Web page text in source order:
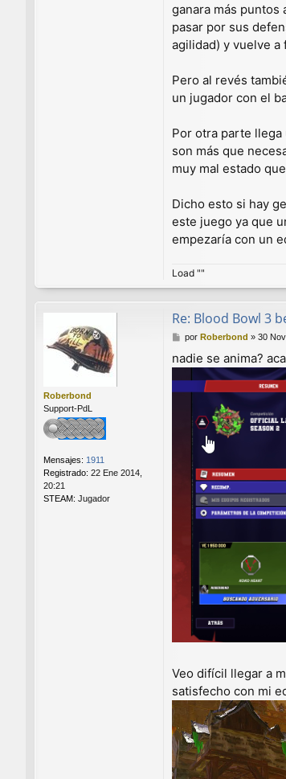
ganara más puntos
pasar por sus
agilidad) y vuelve a
Pero al revés
un jugador con el
Por otra parte
son más que
muy mal estado
Dicho esto si hay
este juego ya que
empezaría con un
Load ""
Roberbond
Support-PdL
Mensajes: 1911
Registrado: 22 Ene 2014,
20:21
STEAM: Jugador
Re: Blood Bowl 3
M
n
por Roberbond » 30
nadie se anima?
Veo difícil llegar a
satisfecho con mi